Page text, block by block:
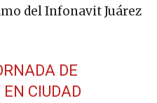
del Infonavit Juárez
DE
CIUDAD